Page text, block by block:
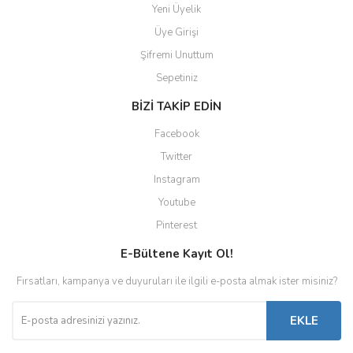
Yeni Üyelik
Üye Girişi
Şifremi Unuttum
Sepetiniz
BİZİ TAKİP EDİN
Facebook
Twitter
Instagram
Youtube
Pinterest
E-Bültene Kayıt Ol!
Fırsatları, kampanya ve duyuruları ile ilgili e-posta almak ister misiniz?
EKLE